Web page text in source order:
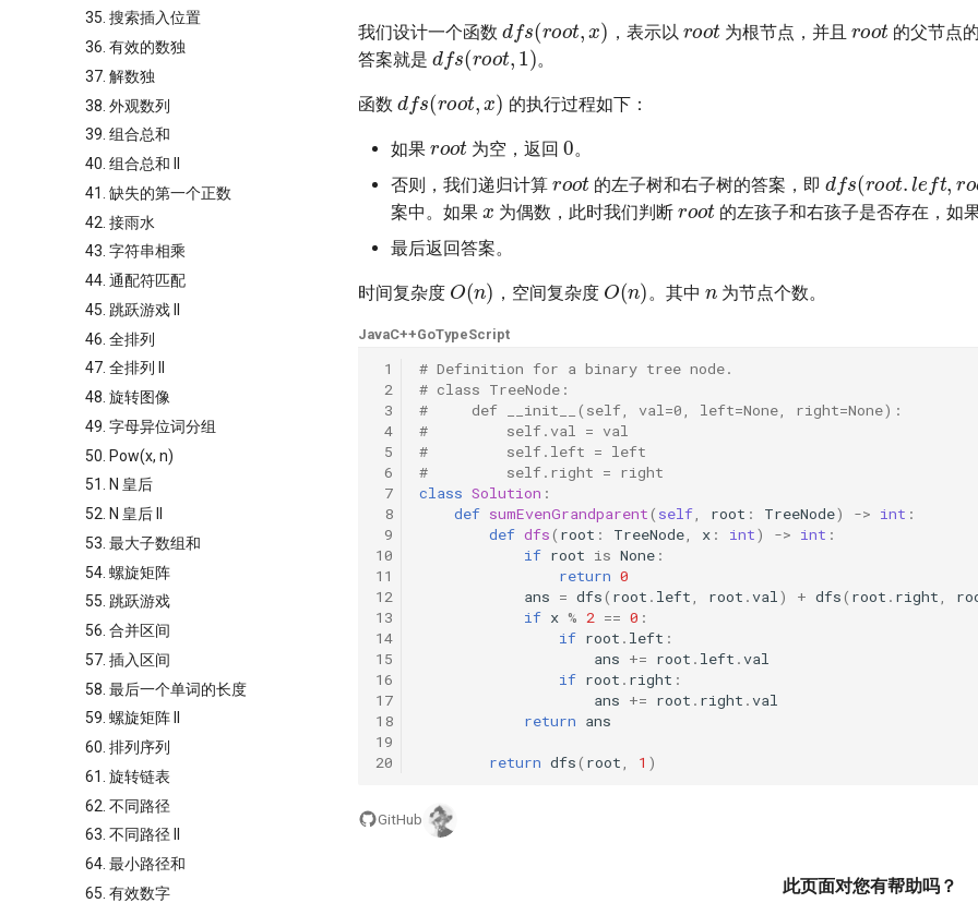
35. 搜索插入位置
36. 有效的数独
37. 解数独
38. 外观数列
39. 组合总和
40. 组合总和 II
41. 缺失的第一个正数
42. 接雨水
43. 字符串相乘
44. 通配符匹配
45. 跳跃游戏 II
46. 全排列
47. 全排列 II
48. 旋转图像
49. 字母异位词分组
50. Pow(x, n)
51. N 皇后
52. N 皇后 II
53. 最大子数组和
54. 螺旋矩阵
55. 跳跃游戏
56. 合并区间
57. 插入区间
58. 最后一个单词的长度
59. 螺旋矩阵 II
60. 排列序列
61. 旋转链表
62. 不同路径
63. 不同路径 II
64. 最小路径和
65. 有效数字
我们设计一个函数
d f ( o x
，表示以 为根节点，并且 的父节点
答案就是
df s(root,1)
。
函数
d f ( o x
的执行过程如下：
如果 为空，返回
。
否则，我们递归计算
r oo
的左子树和右子树的答案，即
d f s( o t. ef
案中。如果
x
为偶数，此时我们判断
root
的左孩子和右孩子是否存在，如
最后返回答案。
时间复杂度
O ( n)
，空间复杂度
O ( n)
。其中 为节点个数。
JavaC++GoTypeScript
1
2
3
4
5
6
7
8
9
10
11
12
13
14
15
16
17
18
19
20
# Definition for a binary tree node.
# class TreeNode:
#     def __init__(self, val=0, left=None, right=None):
#         self.val = val
#         self.left = left
#         self.right = right
class Solution :
def sumEvenGrandparent( self, root : TreeNode) -> int :
def dfs( root : TreeNode, x : int) -> int :
if root is None :
return 0
ans = dfs( root . left, root .val) + dfs( root . right,
if x % 2 == 0 :
if root . left :
ans += root . left .val
if root . right :
ans += root . right .val
return ans
return dfs( root, 1 )
GitHub
此页面对您有帮助吗？